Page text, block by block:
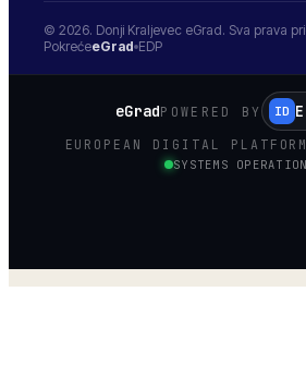
© 2026. Donji Kraljevec eGrad. Sva prava
PokrećeeGrad EDP
eGradPOWERED BY ID
EUROPEAN DIGITAL PLATFORM
SYSTEMS